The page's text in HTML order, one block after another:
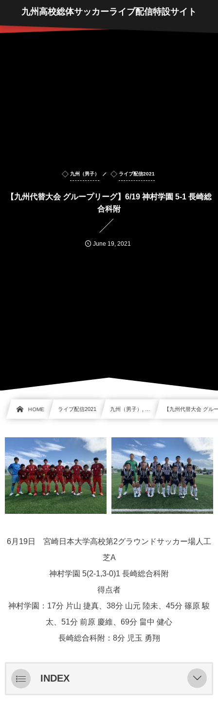
九州高校総体サッカーライブ配信特設サイト
九州（男子） ライブ配信2021
【九州代替大会 グループリーグ】6/19 神村学園 5-1 長崎総
合科附
June 19 ,2021
HOME ライブ配信2021 九州（男子）, … 【九州代替大会 グル
6月19日 宮崎日本大学高校第2グラウンドサッカー場人工
芝A
神村学園 5(2-1,3-0)1 長崎総合科附
得点者
神村学園：17分 片山 捷真、38分 山元 陸未、45分 篠原 駿
太、51分 前原 慶維、69分 畠中 健心
長崎総合科附：8分 児玉 勇翔
INDEX